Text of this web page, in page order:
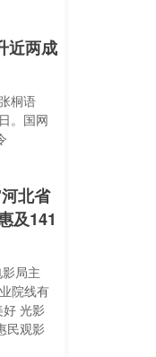
近两成
桐语
。国网
北省
及141
局主
院线有
好 光影
民观影